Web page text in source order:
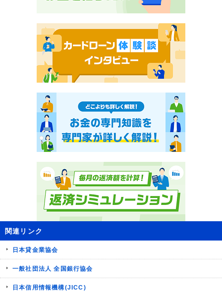
関連リンク
日本貸金業協会
一般社団法人 全国銀行協会
日本信用情報機構(JICC)